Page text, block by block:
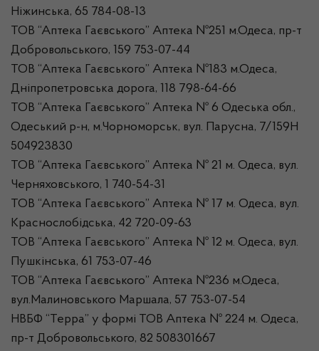
Ніжинська, 65 784-08-13
ТОВ “Аптека Гаєвського” Аптека №251 м.Одеса, пр-т
Добровольського, 159 753-07-44
ТОВ “Аптека Гаєвського” Аптека №183 м.Одеса,
Дніпропетровська дорога, 118 798-64-66
ТОВ “Аптека Гаєвського” Аптека № 6 Одеська обл.,
Одеський р-н, м.Чорноморськ, вул. Парусна, 7/159Н
504923830
ТОВ “Аптека Гаєвського” Аптека № 21 м. Одеса, вул.
Черняховського, 1 740-54-31
ТОВ “Аптека Гаєвського” Аптека № 17 м. Одеса, вул.
Краснослобідська, 42 720-09-63
ТОВ “Аптека Гаєвського” Аптека № 12 м. Одеса, вул.
Пушкінська, 61 753-07-46
ТОВ “Аптека Гаєвського” Аптека №236 м.Одеса,
вул.Малиновського Маршала, 57 753-07-54
НВБФ “Терра” у формі ТОВ Аптека № 224 м. Одеса,
пр-т Добровольського, 82 508301667